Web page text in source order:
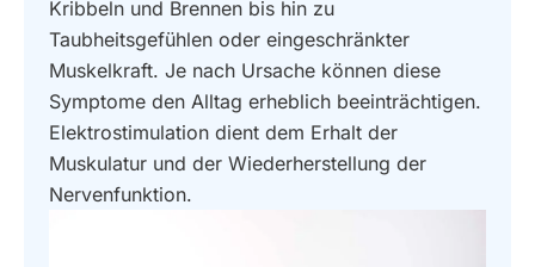
Kribbeln und Brennen bis hin zu
Taubheitsgefühlen oder eingeschränkter
Muskelkraft. Je nach Ursache können diese
Symptome den Alltag erheblich beeinträchtigen.
Elektrostimulation dient dem Erhalt der
Muskulatur und der Wiederherstellung der
Nervenfunktion.